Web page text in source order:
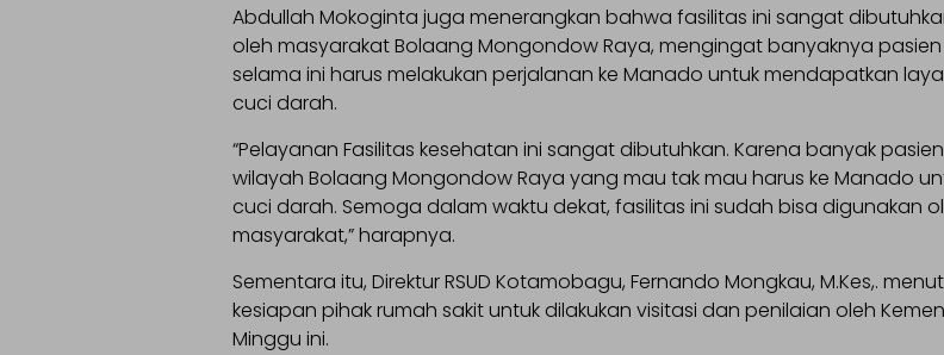
Abdullah Mokoginta juga menerangkan bahwa fasilitas ini sangat
oleh masyarakat Bolaang Mongondow Raya, mengingat banyaknya
selama ini harus melakukan perjalanan ke Manado untuk mendapatkan
cuci darah.
“Pelayanan Fasilitas kesehatan ini sangat dibutuhkan. Karena banyak
wilayah Bolaang Mongondow Raya yang mau tak mau harus ke Manado
cuci darah. Semoga dalam waktu dekat, fasilitas ini sudah bisa digunakan
masyarakat,” harapnya.
Sementara itu, Direktur RSUD Kotamobagu, Fernando Mongkau, M.Kes,.
kesiapan pihak rumah sakit untuk dilakukan visitasi dan penilaian oleh
Minggu ini.